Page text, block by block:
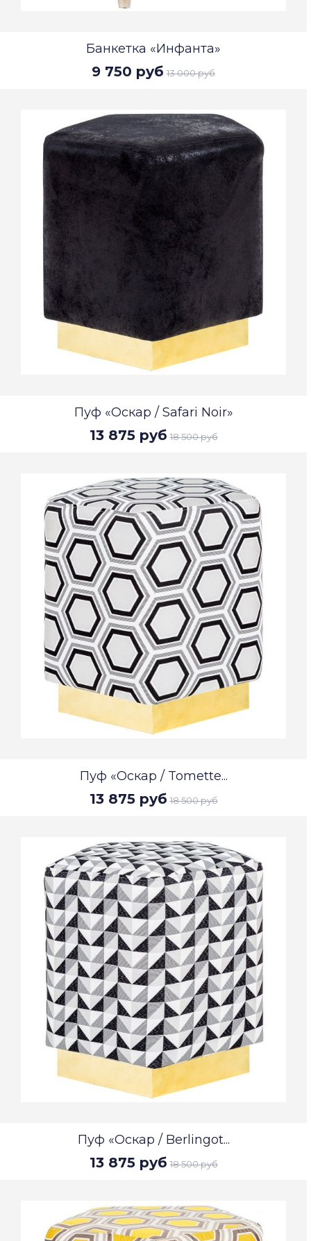
Банкетка «Инфанта»
9 750 руб 13 000 руб
Пуф «Оскар / Safari Noir»
13 875 руб 18 500 руб
Пуф «Оскар / Tomette...
13 875 руб 18 500 руб
Пуф «Оскар / Berlingot...
13 875 руб 18 500 руб